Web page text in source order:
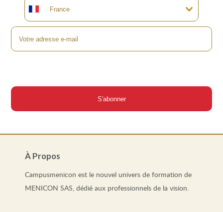
À Propos
Campusmenicon est le nouvel univers de formation de
MENICON SAS, dédié aux professionnels de la vision.